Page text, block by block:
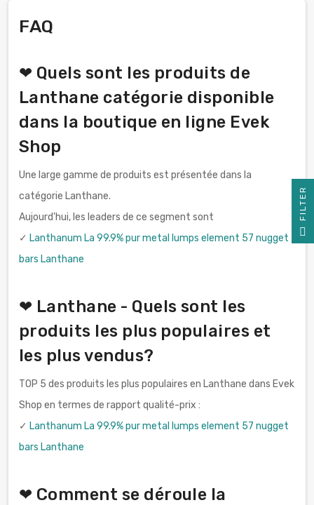
FAQ
❤ Quels sont les produits de
Lanthane catégorie disponible
dans la boutique en ligne Evek
Shop
Une large gamme de produits est présentée dans la
catégorie Lanthane.
Aujourd'hui, les leaders de ce segment sont
✓ Lanthanum La 99.9% pur metal lumps element 57 nugget
bars Lanthane
❤ Lanthane - Quels sont les
produits les plus populaires et
les plus vendus?
TOP 5 des produits les plus populaires en Lanthane dans Evek
Shop en termes de rapport qualité-prix :
✓ Lanthanum La 99.9% pur metal lumps element 57 nugget
bars Lanthane
❤ Comment se déroule la
R